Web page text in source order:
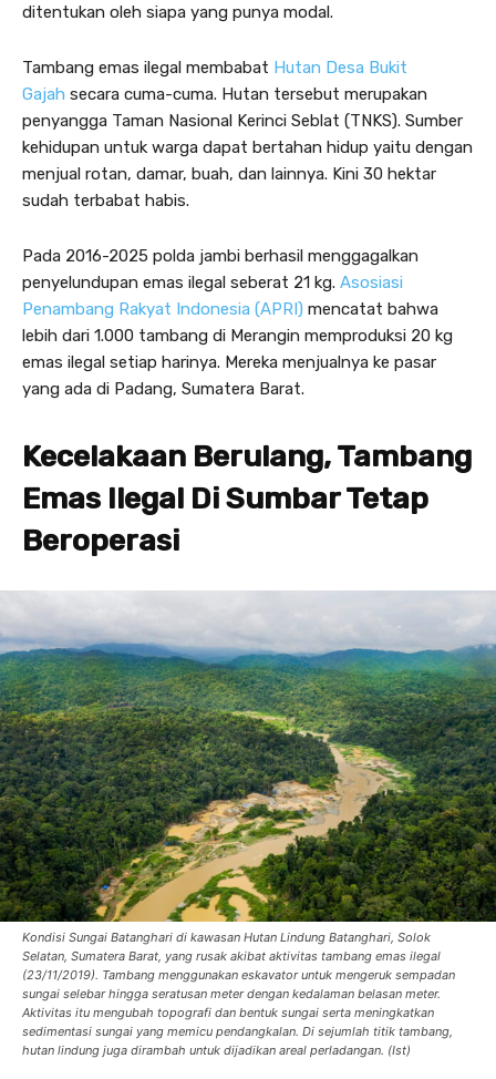
ditentukan oleh siapa yang punya modal.
Tambang emas ilegal membabat Hutan Desa Bukit
Gajah secara cuma-cuma. Hutan tersebut merupakan
penyangga Taman Nasional Kerinci Seblat (TNKS). Sumber
kehidupan untuk warga dapat bertahan hidup yaitu dengan
menjual rotan, damar, buah, dan lainnya. Kini 30 hektar
sudah terbabat habis.
Pada 2016-2025 polda jambi berhasil menggagalkan
penyelundupan emas ilegal seberat 21 kg. Asosiasi
Penambang Rakyat Indonesia (APRI) mencatat bahwa
lebih dari 1.000 tambang di Merangin memproduksi 20 kg
emas ilegal setiap harinya. Mereka menjualnya ke pasar
yang ada di Padang, Sumatera Barat.
Kecelakaan Berulang, Tambang
Emas Ilegal Di Sumbar Tetap
Beroperasi
Kondisi Sungai Batanghari di kawasan Hutan Lindung Batanghari, Solok
Selatan, Sumatera Barat, yang rusak akibat aktivitas tambang emas ilegal
(23/11/2019). Tambang menggunakan eskavator untuk mengeruk sempadan
sungai selebar hingga seratusan meter dengan kedalaman belasan meter.
Aktivitas itu mengubah topografi dan bentuk sungai serta meningkatkan
sedimentasi sungai yang memicu pendangkalan. Di sejumlah titik tambang,
hutan lindung juga dirambah untuk dijadikan areal perladangan. (Ist)